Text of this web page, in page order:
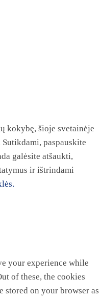
kokybę, šioje svetainėje
paspauskite
galėsite atšaukti,
ir ištrindami
your experience while
of these, the cookies
stored on your browser as